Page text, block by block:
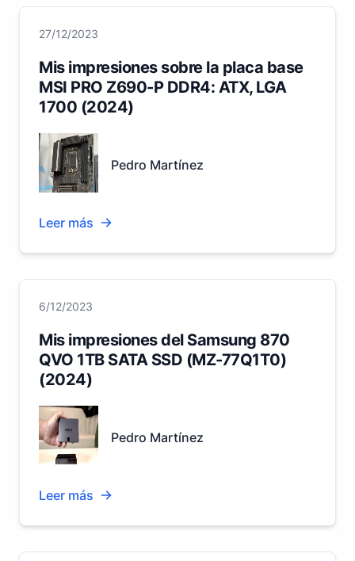
27/12/2023
Mis impresiones sobre la placa base
MSI PRO Z690-P DDR4: ATX, LGA
1700 (2024)
Pedro Martínez
Leer más
6/12/2023
Mis impresiones del Samsung 870
QVO 1TB SATA SSD (MZ-77Q1T0)
(2024)
Pedro Martínez
Leer más